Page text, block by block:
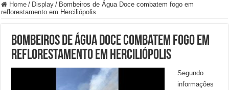
Home / Display / Bombeiros de Água Doce combatem fogo em
reflorestamento em Herciliópolis
Bombeiros de Água Doce combatem fogo em
reflorestamento em Herciliópolis
Segundo
informações